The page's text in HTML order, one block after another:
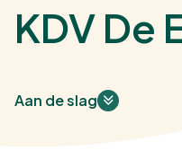
KDV De
Aan de slag